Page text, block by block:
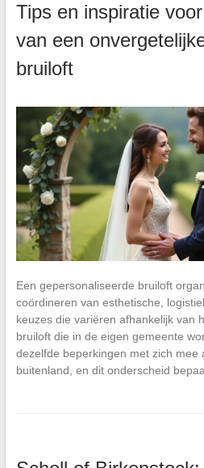
Tips en inspiratie
van een
bruiloft
Een gepersonaliseerde bruiloft
coördineren van esthetische,
keuzes die variëren afhankelijk van
bruiloft die in de eigen gemeente
dezelfde beperkingen met zich mee
buitenland, en dit onderscheid